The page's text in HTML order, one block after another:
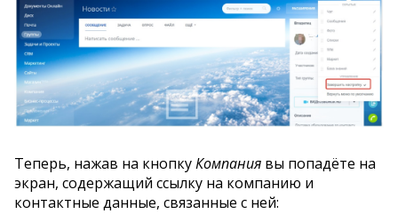
Теперь, нажав на кнопкуКомпания вы попадёте на
экран, содержащий ссылку на компанию и
контактные данные, связанные с ней: